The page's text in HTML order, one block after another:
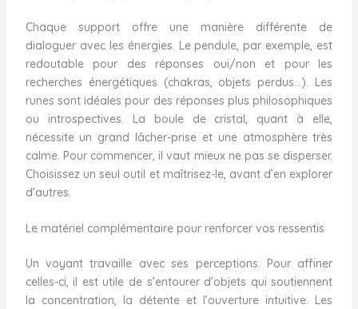
Chaque support offre une manière différente de
dialoguer avec les énergies. Le pendule, par exemple, est
redoutable pour des réponses oui/non et pour les
recherches énergétiques (chakras, objets perdus…). Les
runes sont idéales pour des réponses plus philosophiques
ou introspectives. La boule de cristal, quant à elle,
nécessite un grand lâcher-prise et une atmosphère très
calme. Pour commencer, il vaut mieux ne pas se disperser.
Choisissez un seul outil et maîtrisez-le, avant d’en explorer
d’autres.
Le matériel complémentaire pour renforcer vos ressentis
Un voyant travaille avec ses perceptions. Pour affiner
celles-ci, il est utile de s’entourer d’objets qui soutiennent
la concentration, la détente et l’ouverture intuitive. Les